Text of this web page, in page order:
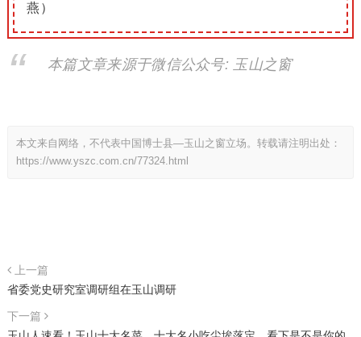
燕）
本篇文章来源于微信公众号: 玉山之窗
本文来自网络，不代表中国博士县—玉山之窗立场。转载请注明出处：
https://www.yszc.com.cn/77324.html
上一篇
省委党史研究室调研组在玉山调研
下一篇